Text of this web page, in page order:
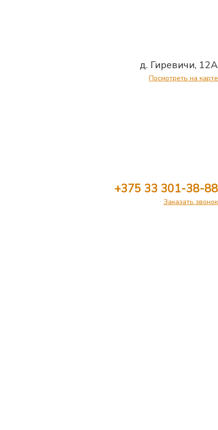
д. Гиревичи, 12А
Посмотреть на карте
+375 33 301-38-88
Заказать звонок